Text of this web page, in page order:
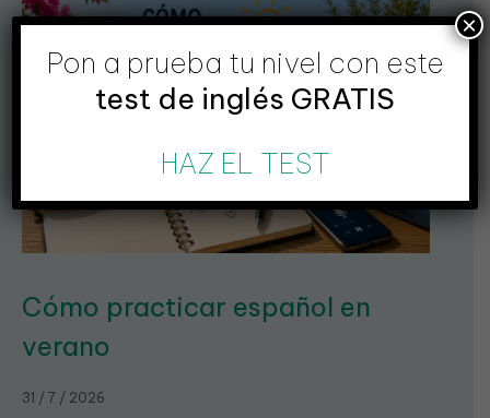
Cómo practicar español en
verano
31 / 7 / 2026
Pon a prueba tu nivel con este
test de inglés GRATIS
HAZ EL TEST
×